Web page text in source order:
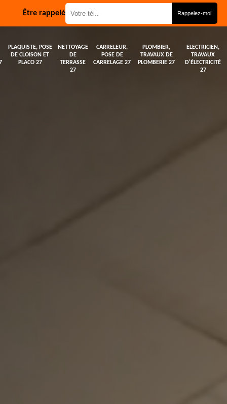
Être rappelé
PLAQUISTE, POSE
DE CLOISON ET
PLACO 27
NETTOYAGE
DE
TERRASSE
27
CARRELEUR,
POSE DE
CARRELAGE 27
PLOMBIER,
TRAVAUX DE
PLOMBERIE 27
ELECTRICIEN,
TRAVAUX
D'ÉLECTRICITÉ
27